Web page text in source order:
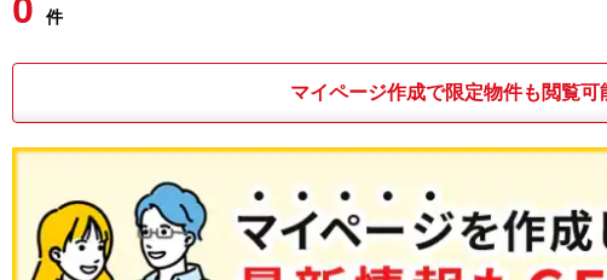
0 件
マイページ作成で限定物件も閲覧可